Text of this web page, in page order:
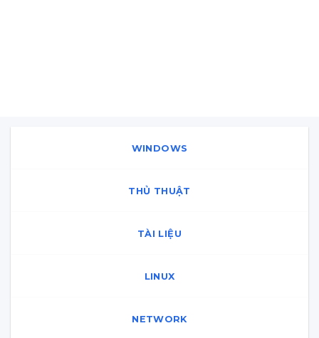
WINDOWS
THỦ THUẬT
TÀI LIỆU
LINUX
NETWORK